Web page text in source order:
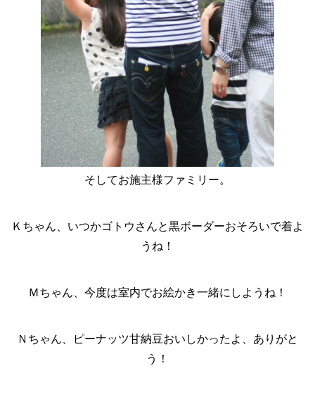
そしてお施主様ファミリー。
Ｋちゃん、いつかゴトウさんと黒ボーダーおそろいで着よ
うね！
Ｍちゃん、今度は室内でお絵かき一緒にしようね！
Ｎちゃん、ピーナッツ甘納豆おいしかったよ、ありがと
う！